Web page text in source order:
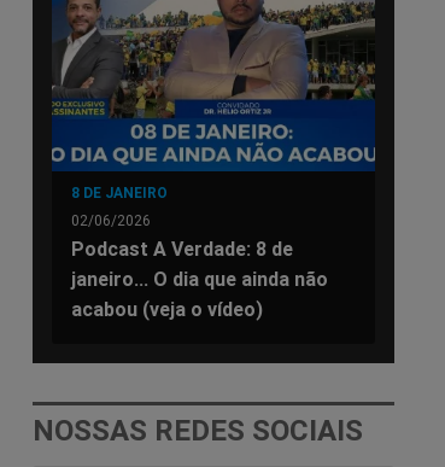
8 DE JANEIRO
02/06/2026
Podcast A Verdade: 8 de
janeiro... O dia que ainda não
acabou (veja o vídeo)
NOSSAS REDES SOCIAIS